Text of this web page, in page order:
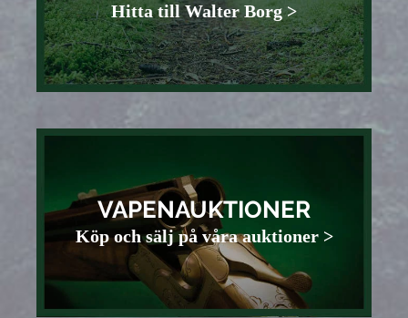
Hitta till Walter Borg >
VAPENAUKTIONER
Köp och sälj på våra auktioner >